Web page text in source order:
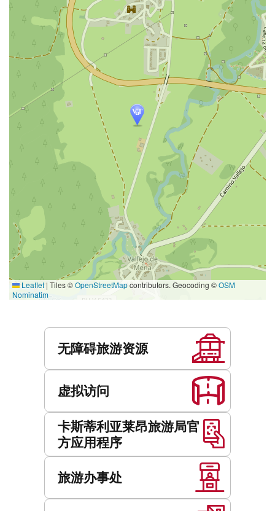
Leaflet| Tiles ©OpenStreetMapcontributors. Geocoding ©OSM
Nominatim
无障碍旅游资源
虚拟访问
卡斯蒂利亚莱昂旅游局官
方应用程序
旅游办事处